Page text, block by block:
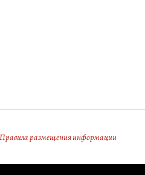
Правила размещения информации